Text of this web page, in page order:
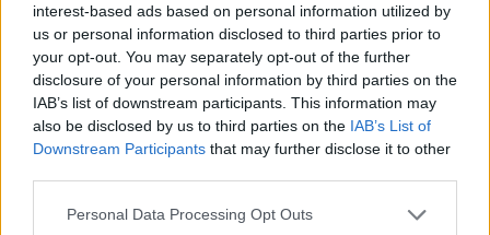
interest-based ads based on personal information utilized by
us or personal information disclosed to third parties prior to
your opt-out. You may separately opt-out of the further
disclosure of your personal information by third parties on the
IAB’s list of downstream participants. This information may
also be disclosed by us to third parties on the IAB’s List of
Downstream Participants that may further disclose it to other
Please note that this website/app uses one or more Google
Personal Data Processing Opt Outs
Κόσμος|08.10.2024 12:16
Βαρκελώνη: Οργή για τον άντρα που
χαστούκισε κοριτσάκι ενός έτους -
Δείτε το βίντεο
Ο άνδρας φαίνεται να ουρλιάζει στην
χτυπά το παιδί